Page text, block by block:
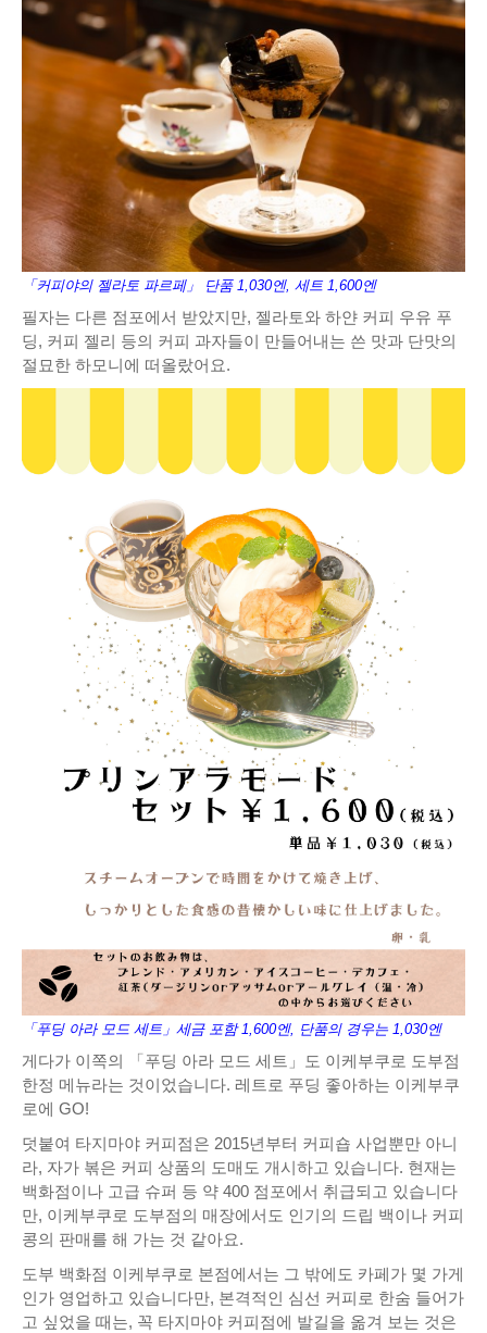
「커피야의 젤라토 파르페」 단품 1,030엔, 세트 1,600엔
필자는 다른 점포에서 받았지만, 젤라토와 하얀 커피 우유 푸
딩, 커피 젤리 등의 커피 과자들이 만들어내는 쓴 맛과 단맛의
절묘한 하모니에 떠올랐어요.
「푸딩 아라 모드 세트」세금 포함 1,600엔, 단품의 경우는 1,030엔
게다가 이쪽의 「푸딩 아라 모드 세트」도 이케부쿠로 도부점
한정 메뉴라는 것이었습니다. 레트로 푸딩 좋아하는 이케부쿠
로에 GO!
덧붙여 타지마야 커피점은 2015년부터 커피숍 사업뿐만 아니
라, 자가 볶은 커피 상품의 도매도 개시하고 있습니다. 현재는
백화점이나 고급 슈퍼 등 약 400 점포에서 취급되고 있습니다
만, 이케부쿠로 도부점의 매장에서도 인기의 드립 백이나 커피
콩의 판매를 해 가는 것 같아요.
도부 백화점 이케부쿠로 본점에서는 그 밖에도 카페가 몇 가게
인가 영업하고 있습니다만, 본격적인 심선 커피로 한숨 들어가
고 싶었을 때는, 꼭 타지마야 커피점에 발길을 옮겨 보는 것은